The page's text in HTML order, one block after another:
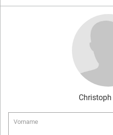
Christoph
Vorname